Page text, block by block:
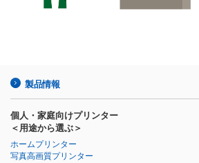
製品情報
個人・家庭向けプリンター
＜用途から選ぶ＞
ホームプリンター
写真高画質プリンター